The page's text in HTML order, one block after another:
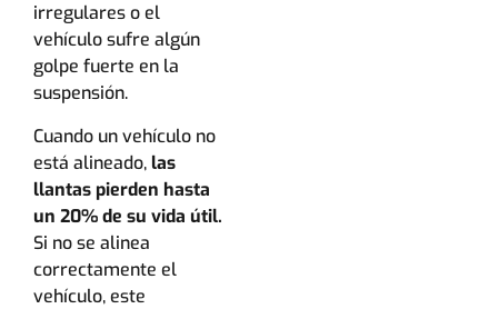
irregulares o el
vehículo sufre algún
golpe fuerte en la
suspensión.
Cuando un vehículo no
está alineado, las
llantas pierden hasta
un 20% de su vida útil.
Si no se alinea
correctamente el
vehículo, este